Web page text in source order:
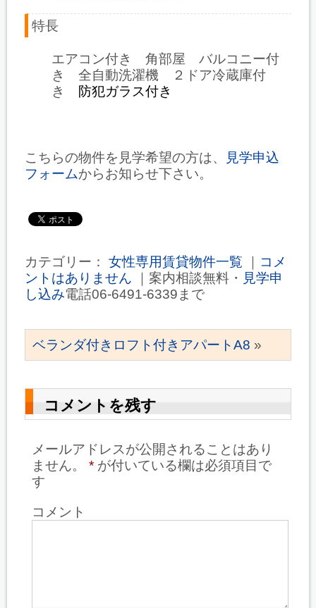
特長
エアコン付き 角部屋 バルコニー付
き 全自動洗濯機 ２ドア冷蔵庫付
き 防犯ガラス付き
こちらの物件を見学希望の方は、
見学申込
フォームからお知らせ下さい。
カテゴリー： 女性専用賃貸物件一覧
コメ
ントはありません ｜案内相談無料・ 見学申
し込み電話06-6491-6339まで
ベランダ付きロフト付きアパートA8 »
コメントを残す
メールアドレスが公開されることはあり
ません。
* が付いている欄は必須項目で
す
コメント